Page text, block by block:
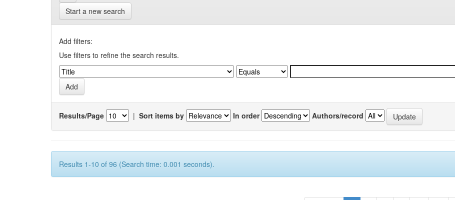
Start a new search
Add filters:
Use filters to refine the search results.
Results/Page | Sort items by In order Authors/record
Results 1-10 of 96 (Search time: 0.001 seconds).